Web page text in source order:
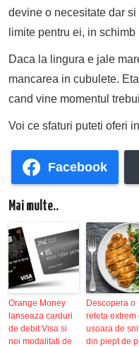
devine o necesitate dar
limite pentru ei, in
Daca la lingura e jale
mancarea in cubulete.
cand vine momentul
Voi ce sfaturi puteti oferi
Facebook
Mai multe..
Orange Money
lanseaza carduri
de debit Visa si
noi modalitati de
Descopera o
reteta extrem
usoara de
din piept de